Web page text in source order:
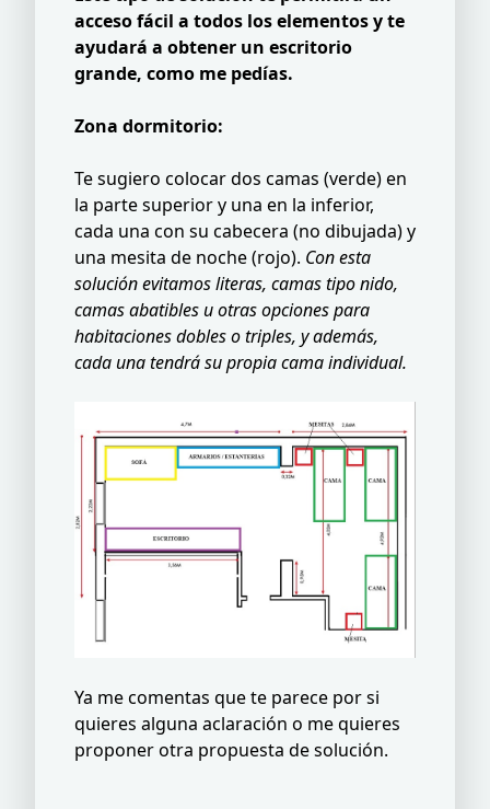
acceso fácil a todos los elementos y te
ayudará a obtener un escritorio
grande, como me pedías.
Zona dormitorio:
Te sugiero colocar dos camas (verde) en
la parte superior y una en la inferior,
cada una con su cabecera (no dibujada) y
una mesita de noche (rojo). Con esta
solución evitamos literas, camas tipo nido,
camas abatibles u otras opciones para
habitaciones dobles o triples, y además,
cada una tendrá su propia cama individual.
Ya me comentas que te parece por si
quieres alguna aclaración o me quieres
proponer otra propuesta de solución.